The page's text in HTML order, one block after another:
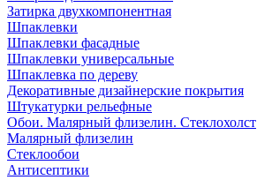
Затирка двухкомпонентная
Шпаклевки
Шпаклевки фасадные
Шпаклевки универсальные
Шпаклевка по дереву
Декоративные дизайнерские покрытия
Штукатурки рельефные
Обои. Малярный флизелин. Стеклохолст
Малярный флизелин
Стеклообои
Антисептики